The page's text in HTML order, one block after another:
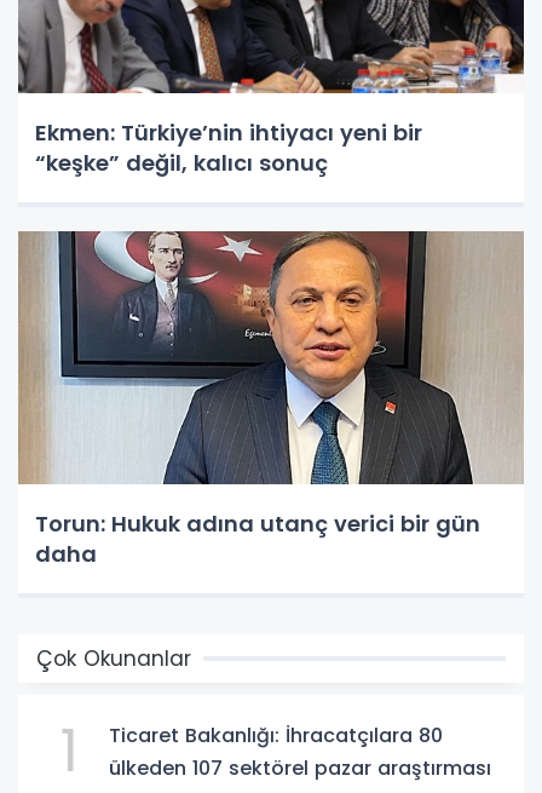
Ekmen: Türkiye’nin ihtiyacı yeni bir
“keşke” değil, kalıcı sonuç
Torun: Hukuk adına utanç verici bir gün
daha
Çok Okunanlar
1
Ticaret Bakanlığı: İhracatçılara 80
ülkeden 107 sektörel pazar araştırması